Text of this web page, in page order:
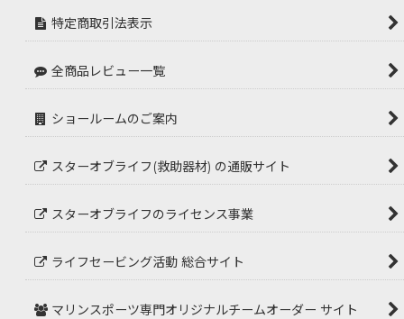
特定商取引法表示
全商品レビュー一覧
ショールームのご案内
スターオブライフ(救助器材) の通販サイト
スターオブライフのライセンス事業
ライフセービング活動 総合サイト
マリンスポーツ専門オリジナルチームオーダー サイト